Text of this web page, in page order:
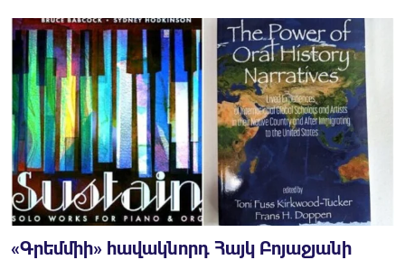
«Գրեմմիի» հավակնորդ Հայկ Բոյաջյանի